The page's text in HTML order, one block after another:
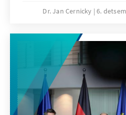
werden kann. Als ein Weg
„Sondervermögen“ nach
Sondervermögens für die
aufzulegen. Es ist wichtig
dies kein „Vermögen“ ist;
es Kreditermächtigungen
Höhe. Ein neuer Absatz
für die Einrichtung nötig,
Dr. Jan Cernicky 6.